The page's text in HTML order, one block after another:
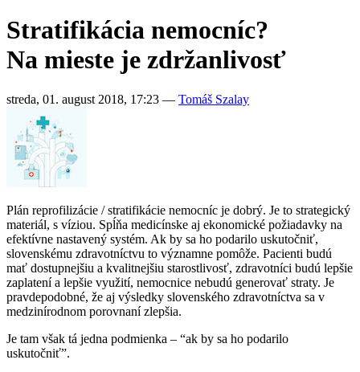
Stratifikácia nemocníc?
Na mieste je zdržanlivosť
streda, 01. august 2018, 17:23 — Tomáš Szalay
Plán reprofilizácie / stratifikácie nemocníc je dobrý. Je to strategický
materiál, s víziou. Spĺňa medicínske aj ekonomické požiadavky na
efektívne nastavený systém. Ak by sa ho podarilo uskutočniť,
slovenskému zdravotníctvu to významne pomôže. Pacienti budú
mať dostupnejšiu a kvalitnejšiu starostlivosť, zdravotníci budú lepšie
zaplatení a lepšie využití, nemocnice nebudú generovať straty. Je
pravdepodobné, že aj výsledky slovenského zdravotníctva sa v
medzinírodnom porovnaní zlepšia.
Je tam však tá jedna podmienka – “ak by sa ho podarilo
uskutočniť”.